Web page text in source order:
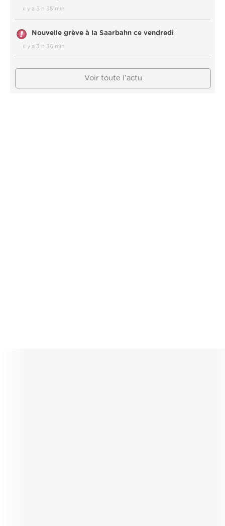
il y a 3 h 35 min
Nouvelle grève à la Saarbahn ce vendredi
il y a 3 h 36 min
Voir toute l'actu